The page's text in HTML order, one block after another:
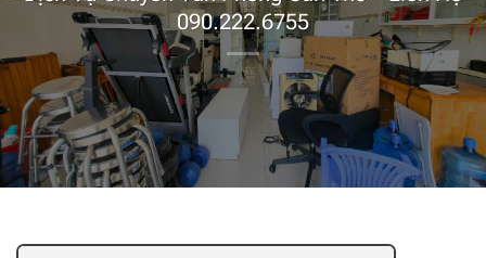
090.222.6755